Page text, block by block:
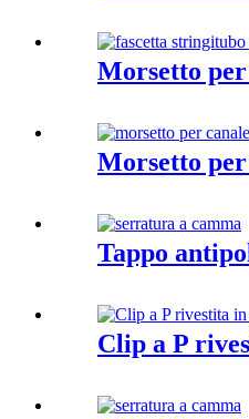
Morsetto
Morsetto
Tappo
Clip a P